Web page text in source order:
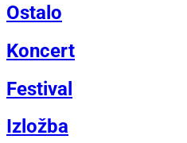
Ostalo
Koncert
Festival
Izložba